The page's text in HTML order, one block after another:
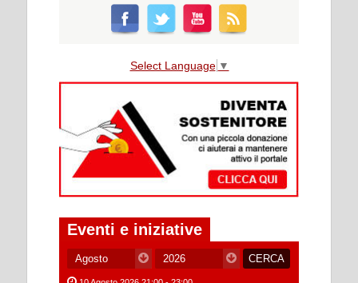
Select Language ▼
Eventi e iniziative